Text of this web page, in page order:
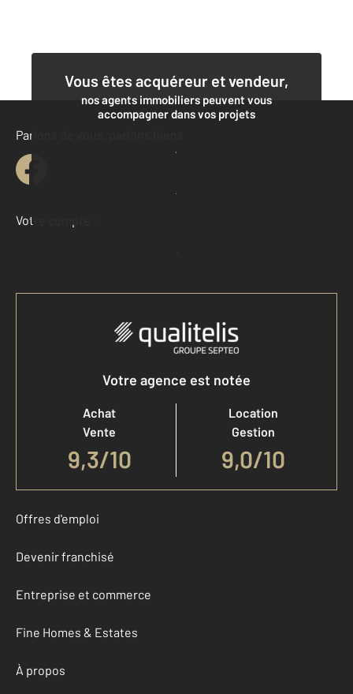
Vous êtes acquéreur et vendeur,
nos agents immobiliers peuvent vous
accompagner dans vos projets
Contacter l'agence
Demander une estimation
Parlons de vous, parlons biens
Votre compte :
Accéder à mon compte
Votre agence est notée
Achat
Vente
9,3/10
Location
Gestion
9,0/10
Offres d'emploi
Devenir franchisé
Entreprise et commerce
Fine Homes & Estates
À propos